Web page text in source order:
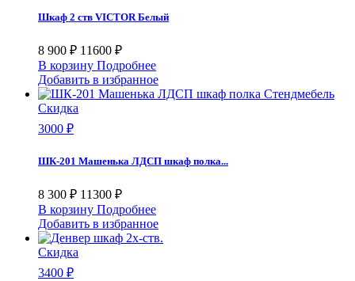
Гранд-Кволити 2
Декоплинт 0
ДЕЛКОМ40 0
Диал 27
Диваны МБ 0
Димакс
ДСВ
Интерьер-Центр 66
Командор 0
Корвет 68
Кристалл 0
Ладья 0
Марбакс
Марибель
Шкаф 2 ств VICTOR Белый
8 900 ₽ 11600 ₽
В корзину Подробнее
Добавить в избранное
Скидка
3000 ₽
ШК-201 Машенька ЛДСП шкаф полка...
8 300 ₽ 11300 ₽
В корзину Подробнее
Добавить в избранное
Скидка
3400 ₽